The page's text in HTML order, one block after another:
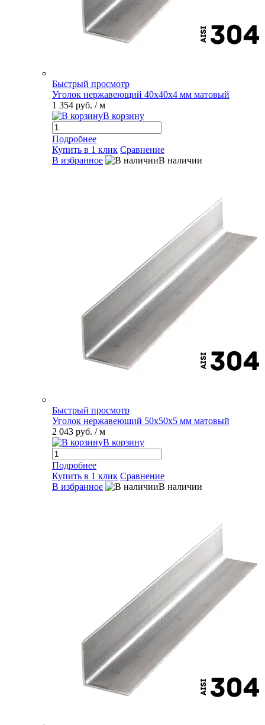
Быстрый просмотр
Уголок нержавеющий 40х40х4 мм матовый
1 354 руб. / м
В корзину
Подробнее
Купить в 1 клик Сравнение
В избранное
В наличии
Быстрый просмотр
Уголок нержавеющий 50х50х5 мм матовый
2 043 руб. / м
В корзину
Подробнее
Купить в 1 клик Сравнение
В избранное
В наличии